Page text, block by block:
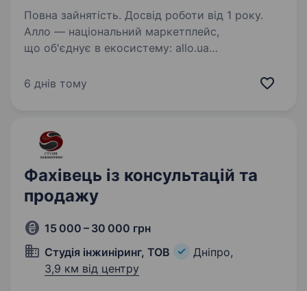
Повна зайнятість. Досвід роботи від 1 року.
Алло — національний маркетплейс,
що об'єднує в екосистему: allo.ua
видачі; логістичні та фінансові сервіси.
6 днів тому
Фахівець із консультацій та
продажу
15 000 – 30 000 грн
Студія інжиніринг, ТОВ
Дніпро,
3,9 км від центру